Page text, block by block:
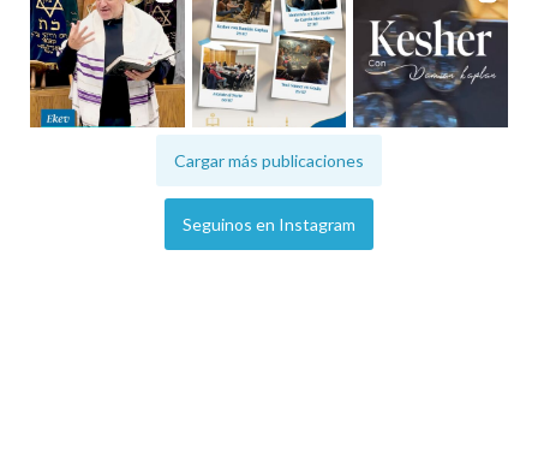
Cargar más publicaciones
Seguinos en Instagram